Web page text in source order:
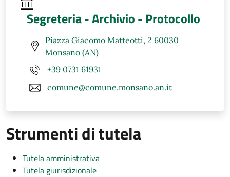
Segreteria - Archivio - Protocollo
Piazza Giacomo Matteotti, 2 60030
Monsano (AN)
+39 0731 61931
comune@comune.monsano.an.it
Strumenti di tutela
Tutela amministrativa
Tutela giurisdizionale